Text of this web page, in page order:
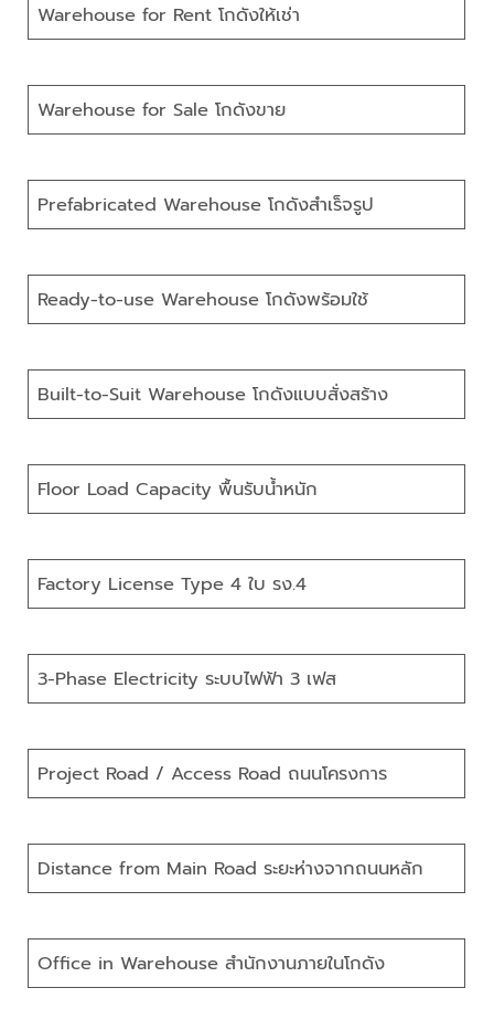
Warehouse for Rent โกดังให้เช่า
Warehouse for Sale โกดังขาย
Prefabricated Warehouse โกดังสำเร็จรูป
Ready-to-use Warehouse โกดังพร้อมใช้
Built-to-Suit Warehouse โกดังแบบสั่งสร้าง
Floor Load Capacity พื้นรับน้ำหนัก
Factory License Type 4 ใบ รง.4
3-Phase Electricity ระบบไฟฟ้า 3 เฟส
Project Road / Access Road ถนนโครงการ
Distance from Main Road ระยะห่างจากถนนหลัก
Office in Warehouse สำนักงานภายในโกดัง